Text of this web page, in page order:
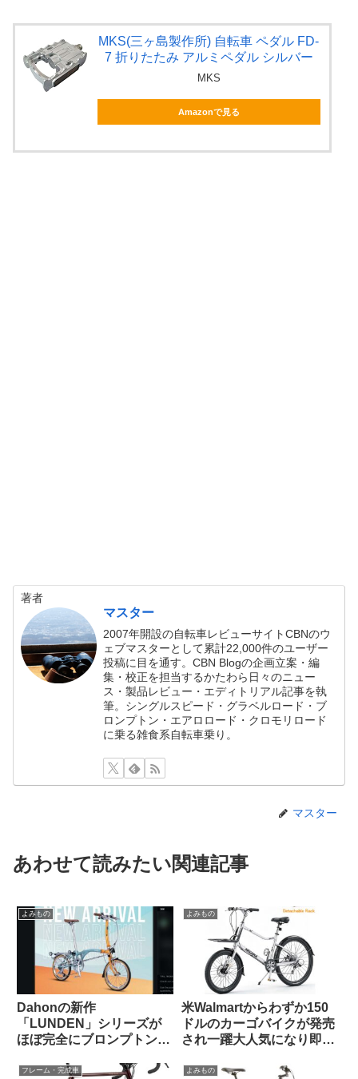
MKS(三ヶ島製作所) 自転車 ペダル FD-
7 折りたたみ アルミペダル シルバー
MKS
Amazonで見る
著者
マスター
2007年開設の自転車レビューサイトCBNのウ
ェブマスターとして累計22,000件のユーザー
投稿に目を通す。CBN Blogの企画立案・編
集・校正を担当するかたわら日々のニュー
ス・製品レビュー・エディトリアル記事を執
筆。シングルスピード・グラベルロード・ブ
ロンプトン・エアロロード・クロモリロード
に乗る雑食系自転車乗り。
マスター
あわせて読みたい関連記事
よみもの
Dahonの新作
「LUNDEN」シリーズが
ほぼ完全にブロンプトンな
【Brompton vs.
よみもの
米Walmartからわずか150
ドルのカーゴバイクが発売
され一躍大人気になり即日
フレーム・完成車 よみもの